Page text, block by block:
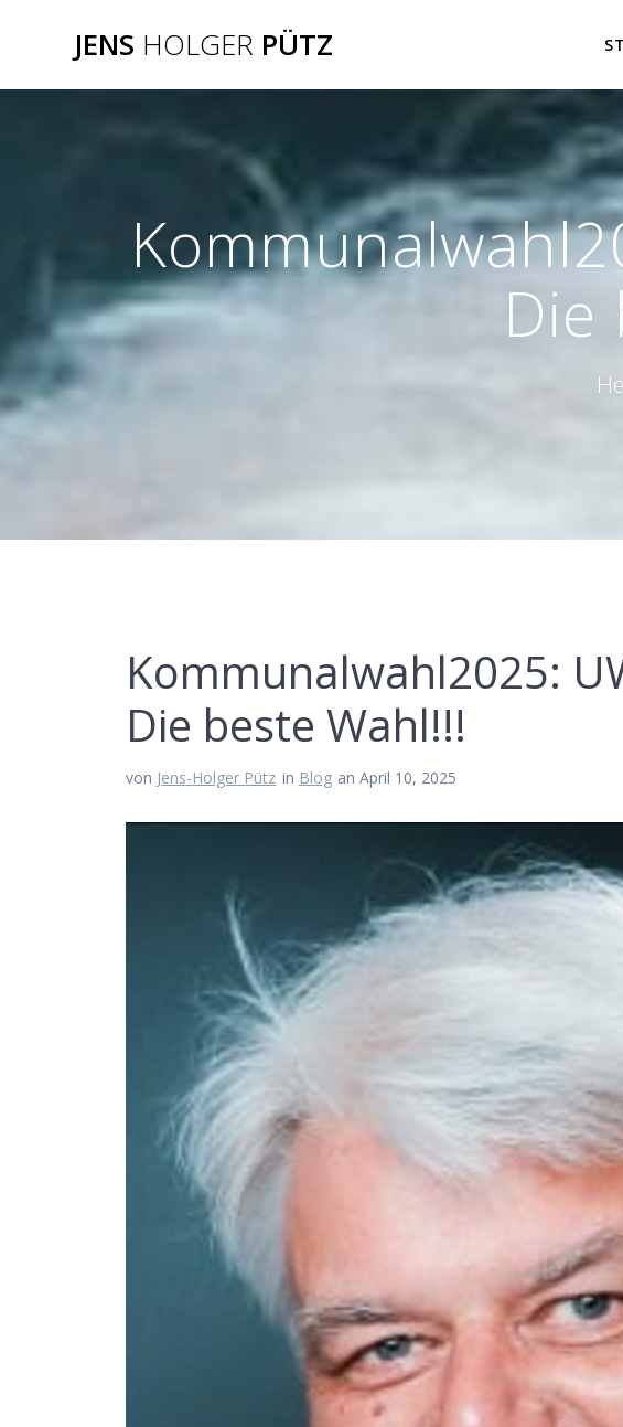
springen
JENS HOLGER PÜTZ
Die
Kommunalwahl2025:
Die beste Wahl!!!
von Jens-Holger Pütz in Blog an April 10, 2025